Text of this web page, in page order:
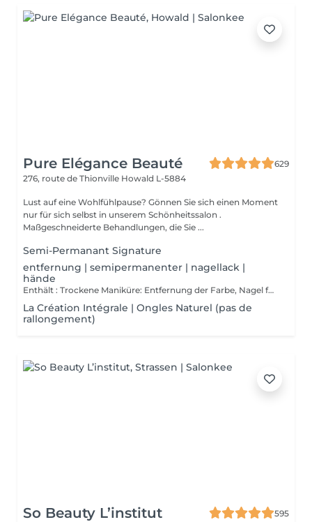
Pure Elégance Beauté
629
276, route de Thionville Howald L-5884
Lust auf eine Wohlfühlpause? Gönnen Sie sich einen Moment
nur für sich selbst in unserem Schönheitssalon .
Maßgeschneiderte Behandlungen, die Sie ...
Semi-Permanant Signature
entfernung | semipermanenter | nagellack |
hände
Enthält : Trockene Maniküre: Entfernung der Farbe, Nagel formen, Reinigung der Nagelhaut und zum Abschluss einer Massage der Hände am Ende der trockenen Maniküre und eventuell am Ende mit einem stärkenden Lack überziehen.
La Création Intégrale | Ongles Naturel (pas de
rallongement)
So Beauty L’institut
595